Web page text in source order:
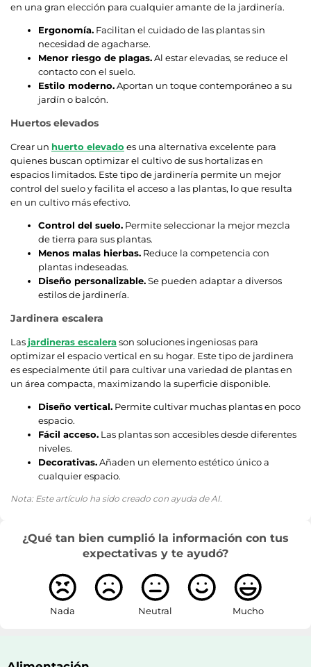
en una gran elección para cualquier amante de la jardinería.
Ergonomía. Facilitan el cuidado de las plantas sin
necesidad de agacharse.
Menor riesgo de plagas.Al estar elevadas, se reduce el
contacto con el suelo.
Estilo moderno.Aportan un toque contemporáneo a su
jardín o balcón.
Huertos elevados
Crear un huerto elevado es una alternativa excelente para
quienes buscan optimizar el cultivo de sus hortalizas en
espacios limitados. Este tipo de jardinería permite un mejor
control del suelo y facilita el acceso a las plantas, lo que resulta
en un cultivo más efectivo.
Control del suelo. Permite seleccionar la mejor mezcla
de tierra para sus plantas.
Menos malas hierbas. Reduce la competencia con
plantas indeseadas.
Diseño personalizable.Se pueden adaptar a diversos
estilos de jardinería.
Jardinera escalera
Lasjardineras escalerason soluciones ingeniosas para
optimizar el espacio vertical en su hogar. Este tipo de jardinera
es especialmente útil para cultivar una variedad de plantas en
un área compacta, maximizando la superficie disponible.
Diseño vertical. Permite cultivar muchas plantas en poco
espacio.
Fácil acceso. Las plantas son accesibles desde diferentes
niveles.
Decorativas.Añaden un elemento estético único a
cualquier espacio.
Nota: Este artículo ha sido creado con ayuda de AI.
¿Qué tan bien cumplió la información con tus
expectativas y te ayudó?
Nada Neutral Mucho